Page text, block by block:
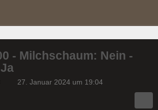
- Milchschaum: Nein -
27. Januar 2024 um 19:04